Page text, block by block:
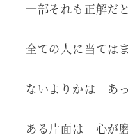
一部それも正解だ
全ての人に当ては
ないよりかは あ
ある片面は 心が